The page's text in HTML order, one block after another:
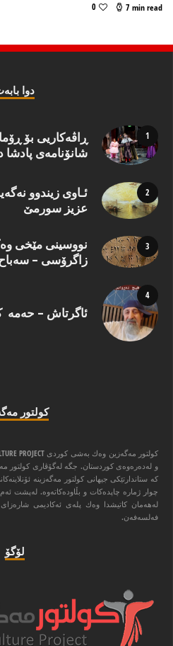
7 min read
0
دوا
ڕاڤەکاریی بۆ
شانۆنامەی
ئـاوی زیندوو
عزیز سورمێ
نووسینی مێخی
زاگرۆسی –
ئاگرتاش –
كولتور
و له‌ده‌ره‌وه‌ی كوردستان. جگه‌ له‌گۆڤاری كولتور
كه‌ ستاندارتێكی جیهانی كولتور مه‌گه‌زینه‌
چوار ژماره‌ چاپده‌كات و بڵاوده‌كاته‌وه‌. له‌پشت
له‌هه‌مان كاتیشدا وه‌ك پله‌ی ئه‌كادیمی
فه‌لسه‌فه‌ن.
لۆگۆ